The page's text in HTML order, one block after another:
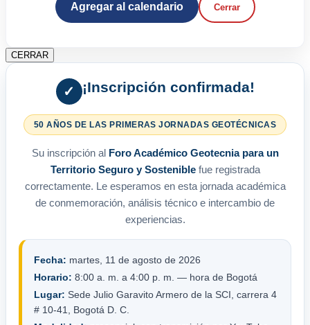
Agregar al calendario Cerrar
CERRAR
✓ ¡Inscripción confirmada!
50 AÑOS DE LAS PRIMERAS JORNADAS GEOTÉCNICAS
Su inscripción al Foro Académico Geotecnia para un
Territorio Seguro y Sosteniblefue registrada
correctamente. Le esperamos en esta jornada académica
de conmemoración, análisis técnico e intercambio de
experiencias.
Fecha: martes, 11 de agosto de 2026
Horario: 8:00 a. m. a 4:00 p. m. — hora de Bogotá
Lugar: Sede Julio Garavito Armero de la SCI, carrera 4
# 10-41, Bogotá D. C.